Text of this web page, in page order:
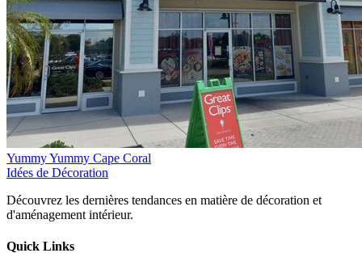
Yummy Yummy Cape Coral
Idées de Décoration
Découvrez les dernières tendances en matière de décoration et
d'aménagement intérieur.
Quick Links